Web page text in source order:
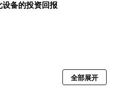
设备的投资回报
全部展开